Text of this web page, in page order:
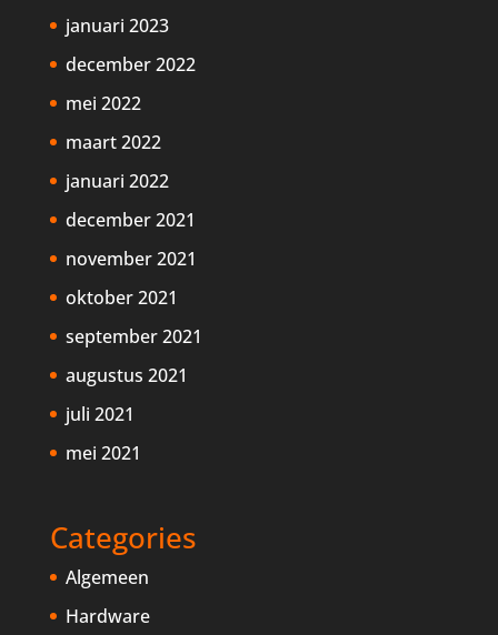
januari 2023
december 2022
mei 2022
maart 2022
januari 2022
december 2021
november 2021
oktober 2021
september 2021
augustus 2021
juli 2021
mei 2021
Categories
Algemeen
Hardware